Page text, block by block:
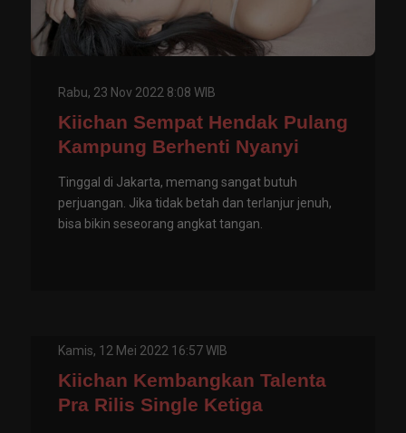
Rabu, 23 Nov 2022 8:08 WIB
Kiichan Sempat Hendak Pulang
Kampung Berhenti Nyanyi
Tinggal di Jakarta, memang sangat butuh
perjuangan. Jika tidak betah dan terlanjur jenuh,
bisa bikin seseorang angkat tangan.
Kamis, 12 Mei 2022 16:57 WIB
Kiichan Kembangkan Talenta
Pra Rilis Single Ketiga